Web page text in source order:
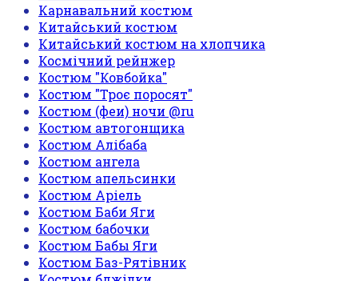
Карнавальний костюм
Китайський костюм
Китайський костюм на хлопчика
Космічний рейнжер
Костюм "Ковбойка"
Костюм "Троє поросят"
Костюм (феи) ночи @ru
Костюм автогонщика
Костюм Алібаба
Костюм ангела
Костюм апельсинки
Костюм Аріель
Костюм Баби Яги
Костюм бабочки
Костюм Бабы Яги
Костюм Баз-Рятівник